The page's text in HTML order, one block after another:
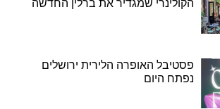
הקולינרי שמגדיר את ברלין החדשה
פסטיבל האופרה הלירית ירושלים
נפתח היום